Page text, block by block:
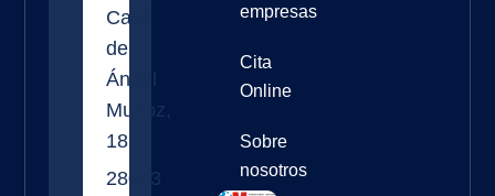
Calle
de
Ángel
Muñoz,
18
28043
empresas
Cita
Online
Sobre
nosotros